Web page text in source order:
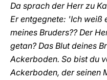
Da sprach der Herr zu
Er entgegnete: 'Ich weiß
meines Bruders?? Der
getan? Das Blut deines
Ackerboden. So bist du
Ackerboden, der seinen